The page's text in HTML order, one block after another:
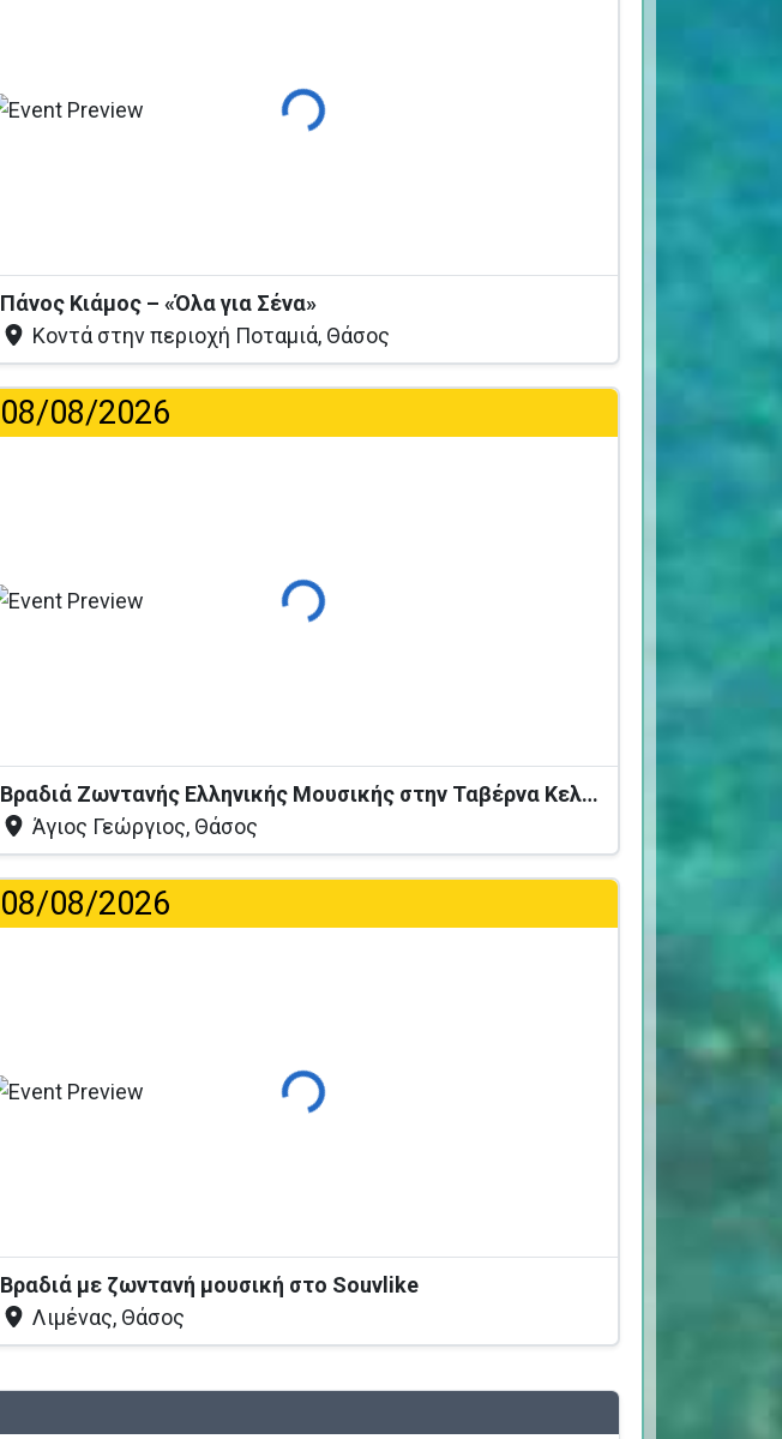
Φόρτωση...
Πάνος Κιάμος – «Όλα για Σένα»
Κοντά στην περιοχή Ποταμιά, Θάσος
08/08/2026
Φόρτωση...
Βραδιά Ζωντανής Ελληνικής Μουσικής στην Ταβέρνα Κελάρι
Άγιος Γεώργιος, Θάσος
08/08/2026
Φόρτωση...
Βραδιά με ζωντανή μουσική στο Souvlike
Λιμένας, Θάσος